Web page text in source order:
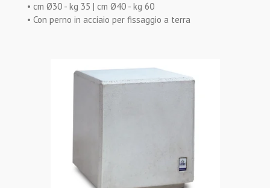
• cm Ø30 - kg 35 | cm Ø40 - kg 60
• Con perno in acciaio per fissaggio a terra